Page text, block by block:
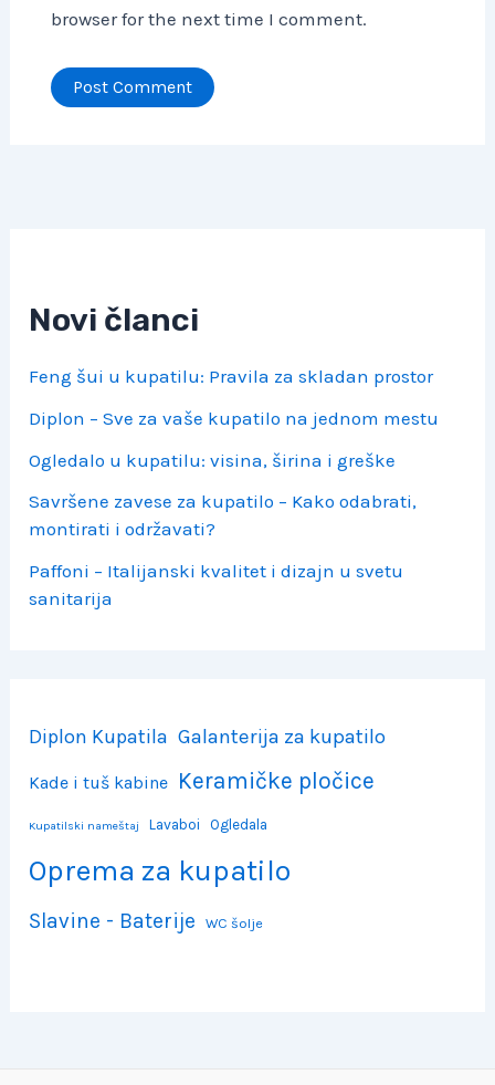
browser for the next time I comment.
Novi članci
Feng šui u kupatilu: Pravila za skladan prostor
Diplon – Sve za vaše kupatilo na jednom mestu
Ogledalo u kupatilu: visina, širina i greške
Savršene zavese za kupatilo – Kako odabrati,
montirati i održavati?
Paffoni – Italijanski kvalitet i dizajn u svetu
sanitarija
Diplon Kupatila Galanterija za kupatilo
Kade i tuš kabine Keramičke pločice
Kupatilski nameštaj Lavaboi Ogledala
Oprema za kupatilo
Slavine - Baterije WC šolje